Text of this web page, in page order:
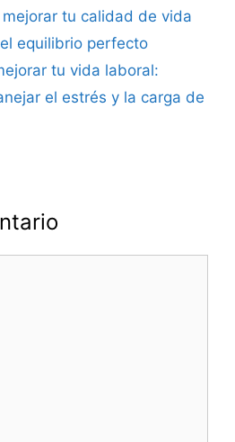
tu calidad de vida
equilibrio perfecto
tu vida laboral:
el estrés y la carga de